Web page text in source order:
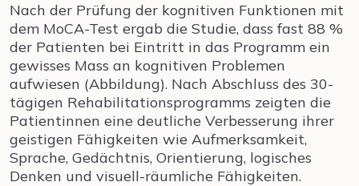
Nach der Prüfung der kognitiven Funktionen mit
dem MoCA-Test ergab die Studie, dass fast 88 %
der Patienten bei Eintritt in das Programm ein
gewisses Mass an kognitiven Problemen
aufwiesen (Abbildung). Nach Abschluss des 30-
tägigen Rehabilitationsprogramms zeigten die
Patientinnen eine deutliche Verbesserung ihrer
geistigen Fähigkeiten wie Aufmerksamkeit,
Sprache, Gedächtnis, Orientierung, logisches
Denken und visuell-räumliche Fähigkeiten.